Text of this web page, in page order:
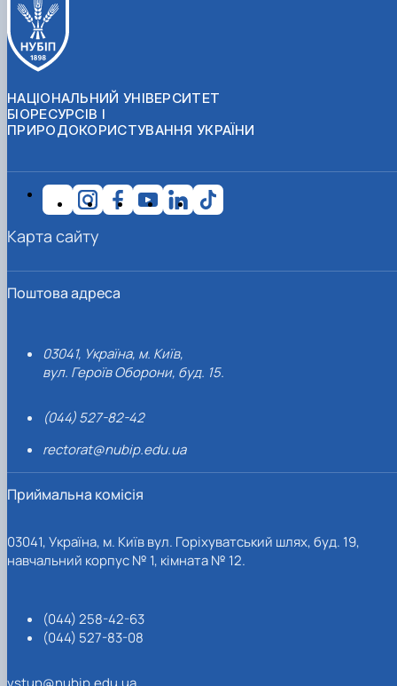
НАЦІОНАЛЬНИЙ УНІВЕРСИТЕТ
БІОРЕСУРСІВ І
ПРИРОДОКОРИСТУВАННЯ УКРАЇНИ
Поштова адреса
03041, Україна, м. Київ,
вул. Героїв Оборони, буд. 15.
(044) 527-82-42
rectorat@nubip.edu.ua
Приймальна комісія
03041, Україна, м. Київ вул. Горіхуватський шлях, буд. 19,
навчальний корпус № 1, кімната № 12.
(044) 258-42-63
(044) 527-83-08
Карта сайту